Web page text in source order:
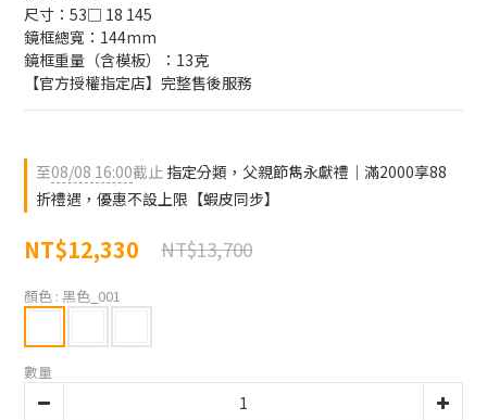
尺寸：53□ 18 145
鏡框總寬：144mm
鏡框重量（含模板）：13克
【官方授權指定店】完整售後服務
至08/08 16:00截止 指定分類，父親節雋永獻禮｜滿2000享88
折禮遇，優惠不設上限【蝦皮同步】
NT$12,330 NT$13,700
顏色 : 黑色_001
數量